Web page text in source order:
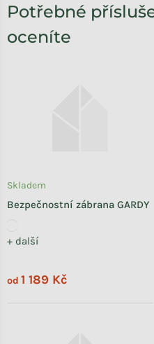
Potřebné
oceníte
Bezpečnostní zábrana GARDY
+ další
Skladem
od 1 189 Kč